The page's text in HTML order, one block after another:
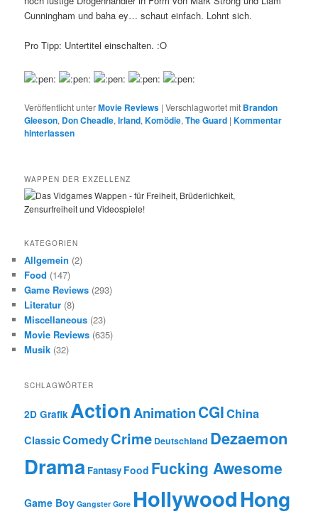
Cunningham und baha ey… schaut einfach. Lohnt sich.
Pro Tipp: Untertitel einschalten. :O
Veröffentlicht unterMovie Reviews |Verschlagwortet mit Brandon
Gleeson, Don Cheadle,Irland,Komödie,The Guard |Kommentar
hinterlassen
WAPPEN DER EXZELLENZ
KATEGORIEN
Allgemein (2)
Food (147)
Game Reviews (293)
Literatur (8)
Miscellaneous (23)
Movie Reviews (635)
Musik (32)
SCHLAGWÖRTER
2D Grafik ActionAnimationCGIChina
ClassicComedyCrime Deutschland Dezaemon
Drama Fantasy Food Fucking Awesome
Game Boy Gangster Gore HollywoodHong